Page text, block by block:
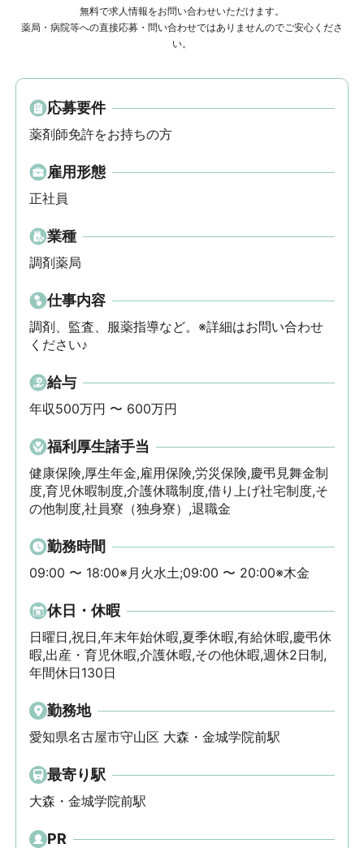
無料で求人情報をお問い合わせいただけます。
薬局・病院等への直接応募・問い合わせではありませんのでご安心くださ
い。
応募要件
薬剤師免許をお持ちの方
雇用形態
正社員
業種
調剤薬局
仕事内容
調剤、監査、服薬指導など。※詳細はお問い合わせ
ください♪
給与
年収500万円 〜 600万円
福利厚生諸手当
健康保険,厚生年金,雇用保険,労災保険,慶弔見舞金制
度,育児休暇制度,介護休職制度,借り上げ社宅制度,そ
の他制度,社員寮（独身寮）,退職金
勤務時間
09:00 〜 18:00※月火水土;09:00 〜 20:00※木金
休日・休暇
日曜日,祝日,年末年始休暇,夏季休暇,有給休暇,慶弔休
暇,出産・育児休暇,介護休暇,その他休暇,週休2日制,
年間休日130日
勤務地
愛知県名古屋市守山区 大森・金城学院前駅
最寄り駅
大森・金城学院前駅
PR